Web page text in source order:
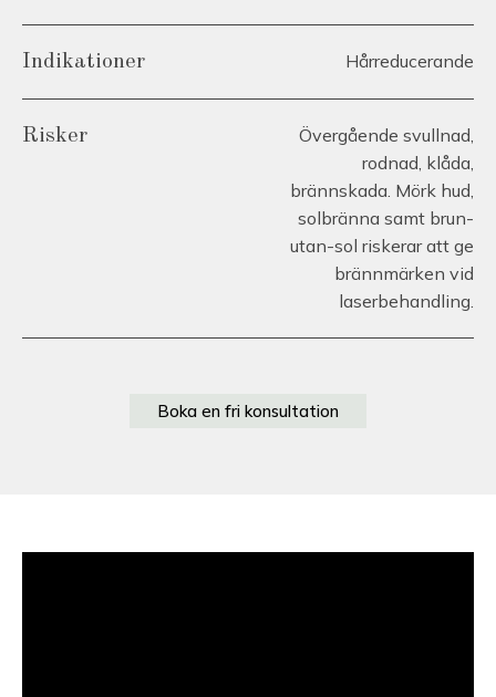
Indikationer Hårreducerande
Risker
Övergående svullnad,
rodnad, klåda,
brännskada. Mörk hud,
solbränna samt brun-
utan-sol riskerar att ge
brännmärken vid
laserbehandling.
Boka en fri konsultation